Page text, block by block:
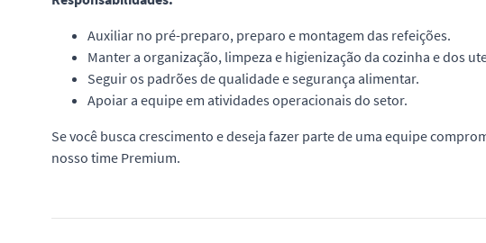
Auxiliar no pré-preparo, preparo e montagem das refeições.
Manter a organização, limpeza e higienização da cozinha e dos
Seguir os padrões de qualidade e segurança alimentar.
Apoiar a equipe em atividades operacionais do setor.
Se você busca crescimento e deseja fazer parte de uma equipe
nosso time Premium.